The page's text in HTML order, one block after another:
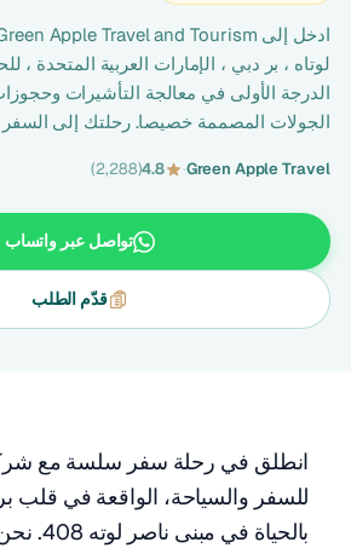
لوتاه ، بر دبي ، الإمارات العربية
الدرجة الأولى في معالجة التأشيرات
الجولات المصممة خصيصا. رحلتك إلى السفر
Green Apple Travel
·
4.8
(2,288)
تواصل عبر واتساب
قدّم الطلب
انطلق في رحلة سفر سلسة مع
للسفر والسياحة، الواقعة في قلب
بالحياة